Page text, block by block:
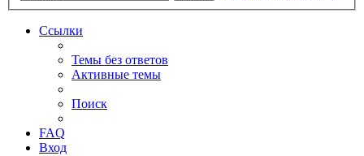
Ссылки
Темы без ответов
Активные темы
Поиск
FAQ
Вход